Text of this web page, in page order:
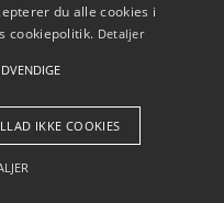
Betingelser
du alle cookies i
cookiepolitik. Detaljer
IKKE COOKIES